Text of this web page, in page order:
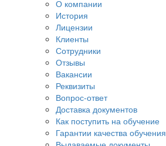
О компании
История
Лицензии
Клиенты
Сотрудники
Отзывы
Вакансии
Реквизиты
Вопрос-ответ
Доставка документов
Как поступить на обучение
Гарантии качества обучения